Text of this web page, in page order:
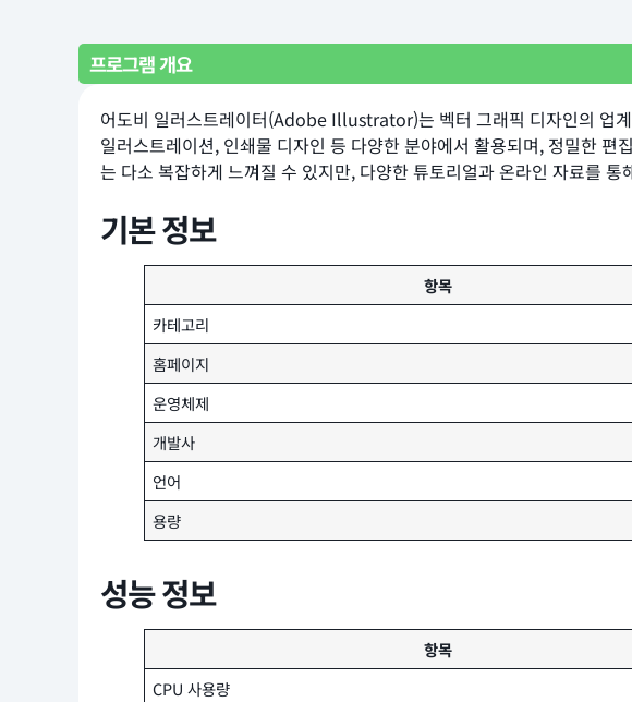
프로그램 개요
어도비 일러스트레이터(Adobe Illustrator)는 벡터 그래픽 디자인의 업
일러스트레이션, 인쇄물 디자인 등 다양한 분야에서 활용되며, 정밀한
는 다소 복잡하게 느껴질 수 있지만, 다양한 튜토리얼과 온라인 자료를
기본 정보
항목
카테고리
홈페이지
운영체제
개발사
언어
용량
성능 정보
항목
CPU 사용량